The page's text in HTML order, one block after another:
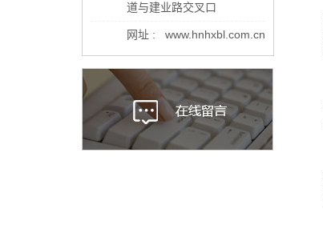
道与建业路交叉口
网址 : www.hnhxbl.com.cn